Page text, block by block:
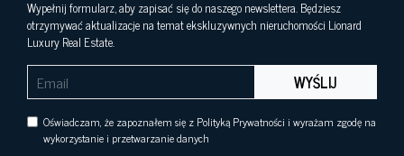
Wypełnij formularz, aby zapisać się do naszego newslettera. Będziesz
otrzymywać aktualizacje na temat ekskluzywnych nieruchomości Lionard
Luxury Real Estate.
WYŚLIJ
Oświadczam, że zapoznałem się z Polityką Prywatności i wyrażam zgodę na
wykorzystanie i przetwarzanie danych